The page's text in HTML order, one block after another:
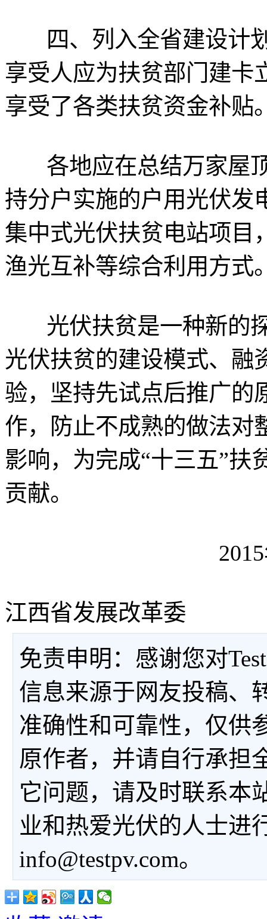
四、列入全省建设计
享受人应为扶贫部门建卡
享受了各类扶贫资金补贴
各地应在总结万家屋
持分户实施的户用光伏发
集中式光伏扶贫电站项目
渔光互补等综合利用方式
光伏扶贫是一种新的
光伏扶贫的建设模式、融
验，坚持先试点后推广的
作，防止不成熟的做法对
影响，为完成“十三五”扶
贡献。
江西省发展改革委
免责申明：感谢您对
信息来源于网友投稿、
准确性和可靠性，仅供
原作者，并请自行承担
它问题，请及时联系本
业和热爱光伏的人士进
info@testpv.com。